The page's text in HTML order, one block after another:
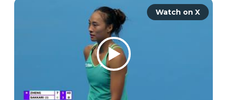
Watch on X